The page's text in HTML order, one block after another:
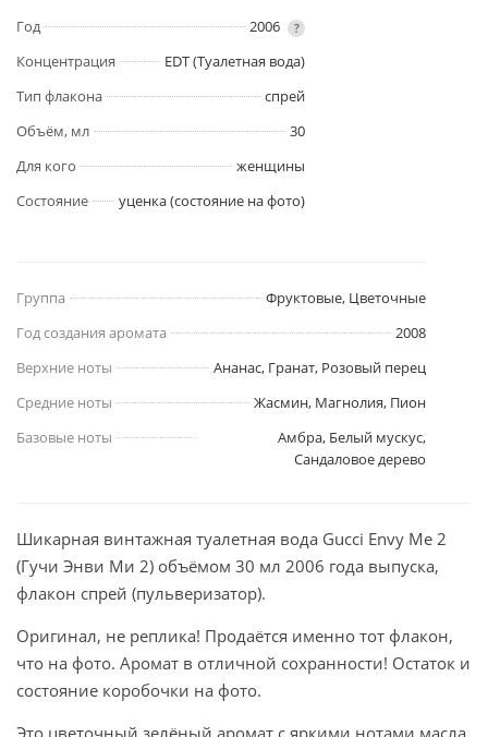
Год 2006 ?
Концентрация
EDT (Туалетная вода)
Тип флакона
спрей
Объём, мл
30
Для кого
женщины
Состояние
уценка (состояние на фото)
Группа
Фруктовые, Цветочные
Год создания аромата
2008
Верхние ноты
Ананас, Гранат, Розовый перец
Средние ноты
Жасмин, Магнолия, Пион
Базовые ноты
Амбра, Белый мускус,
Сандаловое дерево
Шикарная винтажная туалетная вода Gucci Envy Me 2
(Гучи Энви Ми 2) объёмом 30 мл 2006 года выпуска,
флакон спрей (пульверизатор).
Оригинал, не реплика! Продаётся именно тот флакон,
что на фото. Аромат в отличной сохранности! Остаток и
состояние коробочки на фото.